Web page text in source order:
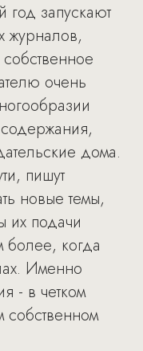
запускают
журналов,
очень
дома.
пишут
новые темы,
их подачи
более, когда
Именно
- в четком